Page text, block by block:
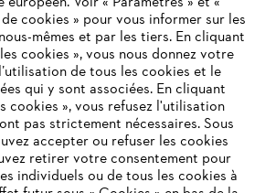
INTERNET
PRIS EN CHARGE
Internet que nous ne prenons plus
fonctionnalités de notre site ne
cookies » pour vous informer sur les
mêmes et par les tiers. En cliquant
cookies », vous nous donnez votre
de tous les cookies et le
qui y sont associées. En cliquant
cookies », vous refusez l'utilisation
pas strictement nécessaires. Sous
accepter ou refuser les cookies
retirer votre consentement pour
individuels ou de tous les cookies à